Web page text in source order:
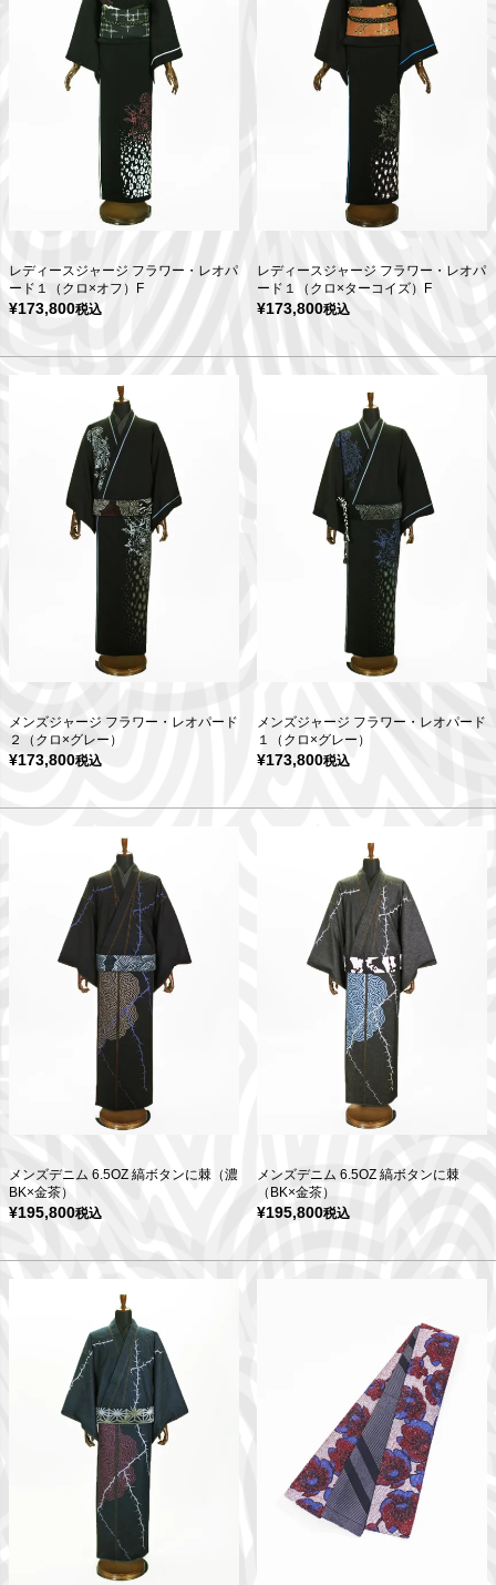
レディースジャージ フラワー・レオパ
ード１（クロ×オフ）F
¥173,800税込
レディースジャージ フラワー・レオパ
ード１（クロ×ターコイズ）F
¥173,800税込
メンズジャージ フラワー・レオパード
２（クロ×グレー）
¥173,800税込
メンズジャージ フラワー・レオパード
１（クロ×グレー）
¥173,800税込
メンズデニム 6.5OZ 縞ボタンに棘（濃
BK×金茶）
¥195,800税込
メンズデニム 6.5OZ 縞ボタンに棘
（BK×金茶）
¥195,800税込